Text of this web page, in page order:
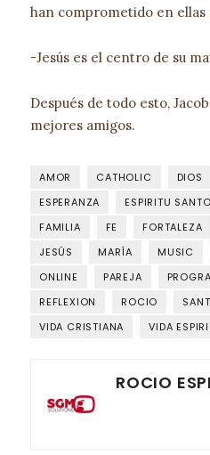
han comprometido en
-Jesús es el centro de su
Después de todo esto,
mejores amigos.
AMOR CATHOLIC DIOS
ESPERANZA
ESPIRITU SANTO
FAMILIA
FE FORTALEZA
JESÚS
MARÍA MUSIC
ONLINE
PAREJA
REFLEXION
ROCIO
VIDA CRISTIANA
VIDA
ROCIO